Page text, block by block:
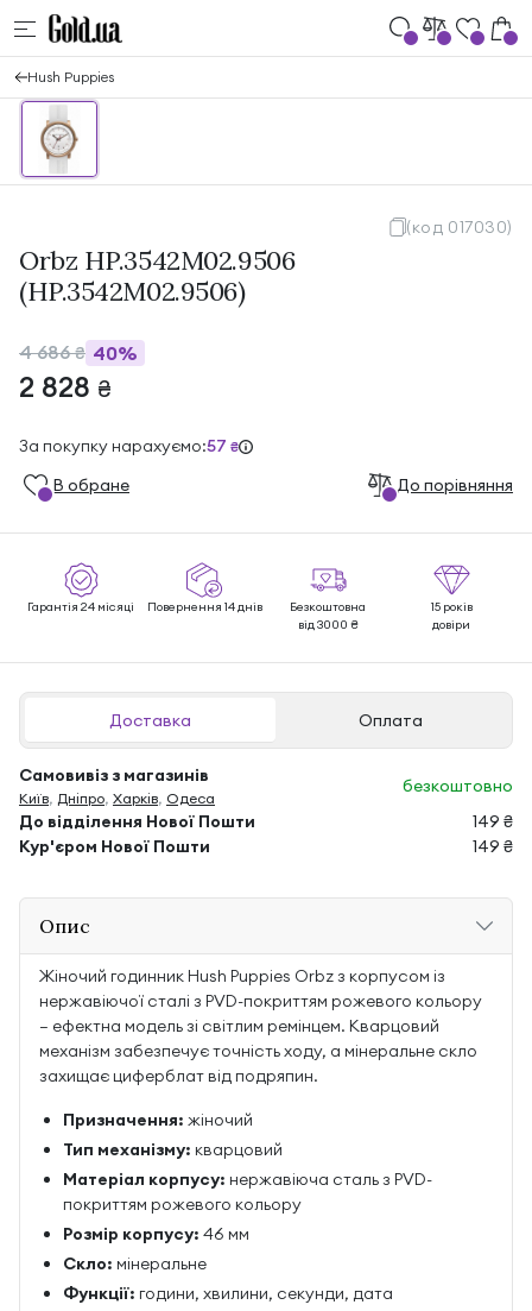
Hush Puppies
(код 017030)
Orbz HP.3542M02.9506
(HP.3542M02.9506)
4 686₴ 40%
2 828 ₴
За покупку нарахуємо:57 ₴
В обране До порівняння
Гарантія 24 місяці Повернення 14 днів
Безкоштовна
від 3000 ₴
15 років
довіри
Доставка Оплата
Самовивіз з магазинів
Київ, Дніпро, Харків, Одеса
безкоштовно
До відділення Нової Пошти
149 ₴
Кур'єром Нової Пошти
149 ₴
Опис
Жіночий годинник Hush Puppies Orbz з корпусом із
нержавіючої сталі з PVD-покриттям рожевого кольору
— ефектна модель зі світлим ремінцем. Кварцовий
механізм забезпечує точність ходу, а мінеральне скло
захищає циферблат від подряпин.
Призначення: жіночий
Тип механізму: кварцовий
Матеріал корпусу: нержавіюча сталь з PVD-
покриттям рожевого кольору
Розмір корпусу: 46 мм
Скло: мінеральне
Функції: години, хвилини, секунди, дата